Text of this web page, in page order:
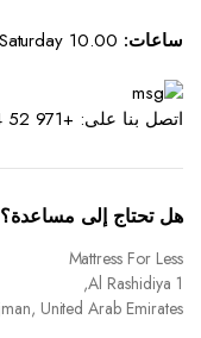
ساعات:
اتصل بنا على: +971 52 994 4534
هل تحتاج إلى مساعدة؟
Mattress For Less
Al Rashidiya 1,
United Arab Emirates